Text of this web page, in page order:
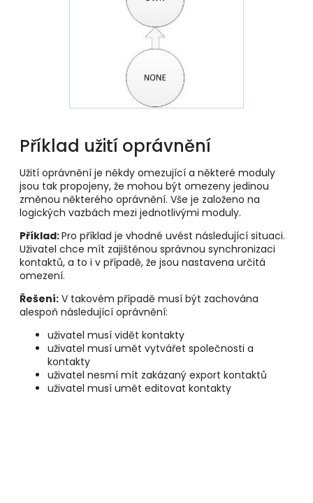
Příklad užití oprávnění
Užití oprávnění je někdy omezující a některé moduly
jsou tak propojeny, že mohou být omezeny jedinou
změnou některého oprávnění. Vše je založeno na
logických vazbách mezi jednotlivými moduly.
Příklad:Pro příklad je vhodné uvést následující situaci.
Uživatel chce mít zajištěnou správnou synchronizaci
kontaktů, a to i v případě, že jsou nastavena určitá
omezení.
Řešení: V takovém případě musí být zachována
alespoň následující oprávnění:
uživatel musí vidět kontakty
uživatel musí umět vytvářet společnosti a
kontakty
uživatel nesmí mít zakázaný export kontaktů
uživatel musí umět editovat kontakty